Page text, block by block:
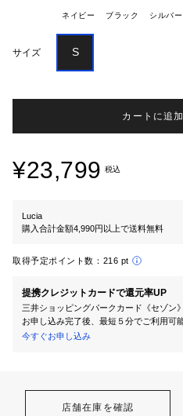
ネイビー ブラック シルバー
サイズ S
カートに追加
¥23,799 税込
Lucia
購入合計金額4,990円以上で送料無料
取得予定ポイント数： 216 pt
提携クレジットカードで還元率UP
三井ショッピングパークカード《セゾン
お申し込み完了後、最短５分でご利用可能
今すぐお申し込み
店舗在庫を確認